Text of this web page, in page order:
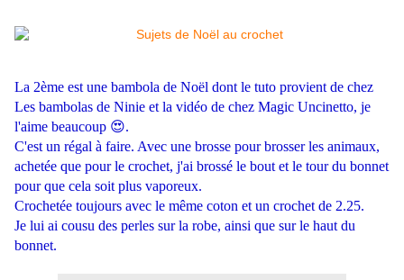
La 2ème est une bambola de Noël dont le tuto provient de chez
Les bambolas de Ninie et la vidéo de chez Magic Uncinetto, je
l'aime beaucoup 😍.
C'est un régal à faire. Avec une brosse pour brosser les animaux,
achetée que pour le crochet, j'ai brossé le bout et le tour du bonnet
pour que cela soit plus vaporeux.
Crochetée toujours avec le même coton et un crochet de 2.25.
Je lui ai cousu des perles sur la robe, ainsi que sur le haut du
bonnet.